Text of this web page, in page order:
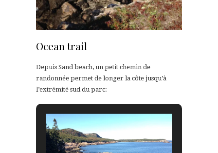
Ocean trail
Depuis Sand beach, un petit chemin de
randonnée permet de longer la côte jusqu’à
l’extrémité sud du parc: